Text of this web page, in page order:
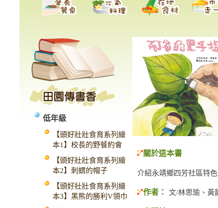
:::
低年級
【頭好壯壯食育系列繪
本1】校長的野餐約會
【頭好壯壯食育系列繪
本2】刺蝟的帽子
【頭好壯壯食育系列繪
本3】黑熊的勝利V領巾
關於這本書
介紹永靖鄉四芳社區特
作者： 文/林思瑜、黃